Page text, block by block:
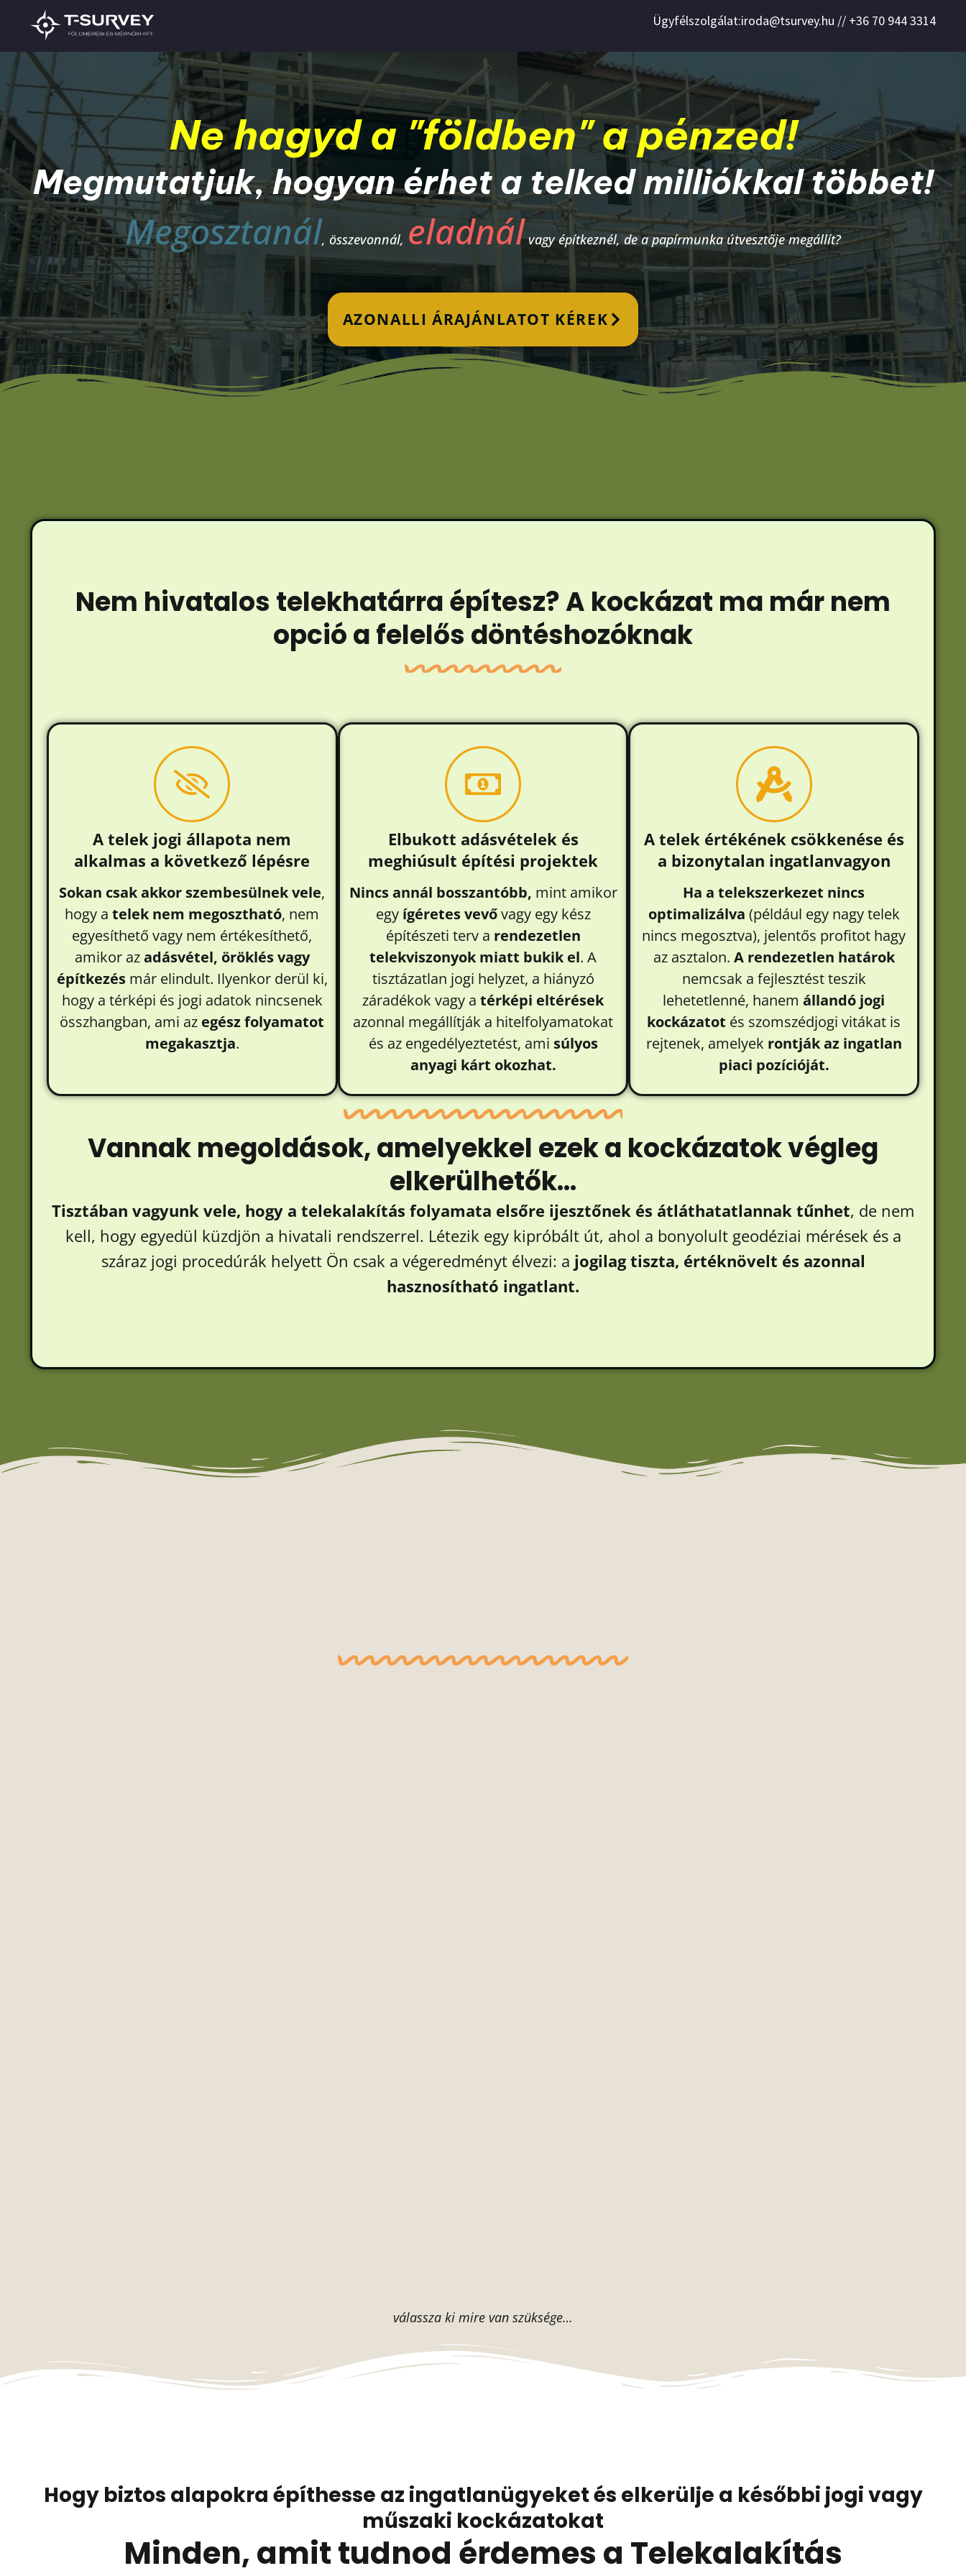
Ügyfélszolgálat:iroda@tsurvey.hu // +36 70 944 3314
Ne hagyd a "földben" a pénzed!
Megmutatjuk, hogyan érhet a telked milliókkal többet!
Megosztanál, összevonnál, eladnálvagy építkeznél, de a papírmunka útvesztője megállít?
AZONALLI ÁRAJÁNLATOT KÉREK
Nem hivatalos telekhatárra építesz? A kockázat ma már nem
opció a felelős döntéshozóknak
A telek jogi állapota nem
alkalmas a következő lépésre
Sokan csak akkor szembesülnek vele,
hogy atelek nem megosztható, nem
egyesíthető vagy nem értékesíthető,
amikor azadásvétel, öröklés vagy
építkezésmár elindult. Ilyenkor derül ki,
hogy a térképi és jogi adatok nincsenek
összhangban, ami az egész folyamatot
megakasztja.
Elbukott adásvételek és
meghiúsult építési projektek
Nincs annál bosszantóbb, mint amikor
egy ígéretes vevővagy egy kész
építészeti terv a rendezetlen
telekviszonyok miatt bukik el. A
tisztázatlan jogi helyzet, a hiányzó
záradékok vagy a térképi eltérések
azonnal megállítják a hitelfolyamatokat
és az engedélyeztetést, ami súlyos
anyagi kárt okozhat.
A telek értékének csökkenése és
a bizonytalan ingatlanvagyon
Ha a telekszerkezet nincs
optimalizálva (például egy nagy telek
nincs megosztva), jelentős profitot hagy
az asztalon. A rendezetlen határok
nemcsak a fejlesztést teszik
lehetetlenné, hanemállandó jogi
kockázatot és szomszédjogi vitákat is
rejtenek, amelyek rontják az ingatlan
piaci pozícióját.
Vannak megoldások, amelyekkel ezek a kockázatok végleg
elkerülhetők...
Tisztában vagyunk vele, hogy a telekalakítás folyamata elsőre ijesztőnek és átláthatatlannak tűnhet, de nem
kell, hogy egyedül küzdjön a hivatali rendszerrel. Létezik egy kipróbált út, ahol a bonyolult geodéziai mérések és a
száraz jogi procedúrák helyett Ön csak a végeredményt élvezi: a jogilag tiszta, értéknövelt és azonnal
hasznosítható ingatlant.
válassza ki mire van szüksége…
Hogy biztos alapokra építhesse az ingatlanügyeket és elkerülje a későbbi jogi vagy
műszaki kockázatokat
Minden, amit tudnod érdemes a Telekalakítás